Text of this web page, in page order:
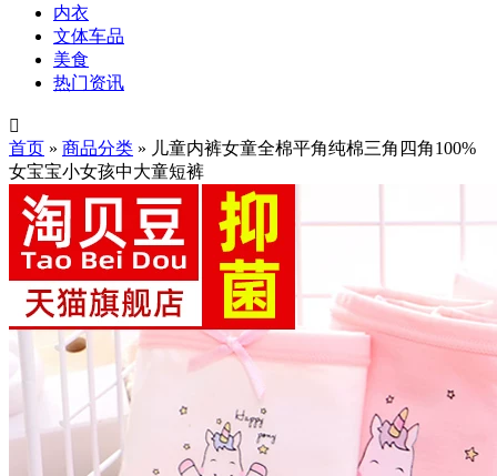
内衣
文体车品
美食
热门资讯

首页 » 商品分类 » 儿童内裤女童全棉平角纯棉三角四角100%
女宝宝小女孩中大童短裤